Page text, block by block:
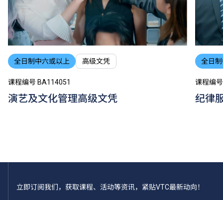
全日制中六或以上 高级文凭
课程编号 BA114051
演艺及文化管理高级文凭
全日
课程编
纪律
立即订阅我们，获取课程、活动等资讯，紧贴VTC最新动向！